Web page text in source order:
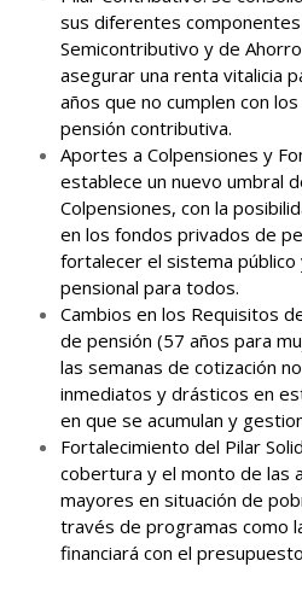
sus diferentes componentes
Semicontributivo y de
asegurar una renta vitalicia
años que no cumplen con
pensión contributiva.
Aportes a Colpensiones y
establece un nuevo umbral
Colpensiones, con la
en los fondos privados de
fortalecer el sistema público
pensional para todos.
Cambios en los Requisitos
de pensión (57 años para
las semanas de cotización
inmediatos y drásticos en
en que se acumulan y
Fortalecimiento del Pilar
cobertura y el monto de las
mayores en situación de
través de programas como
financiará con el